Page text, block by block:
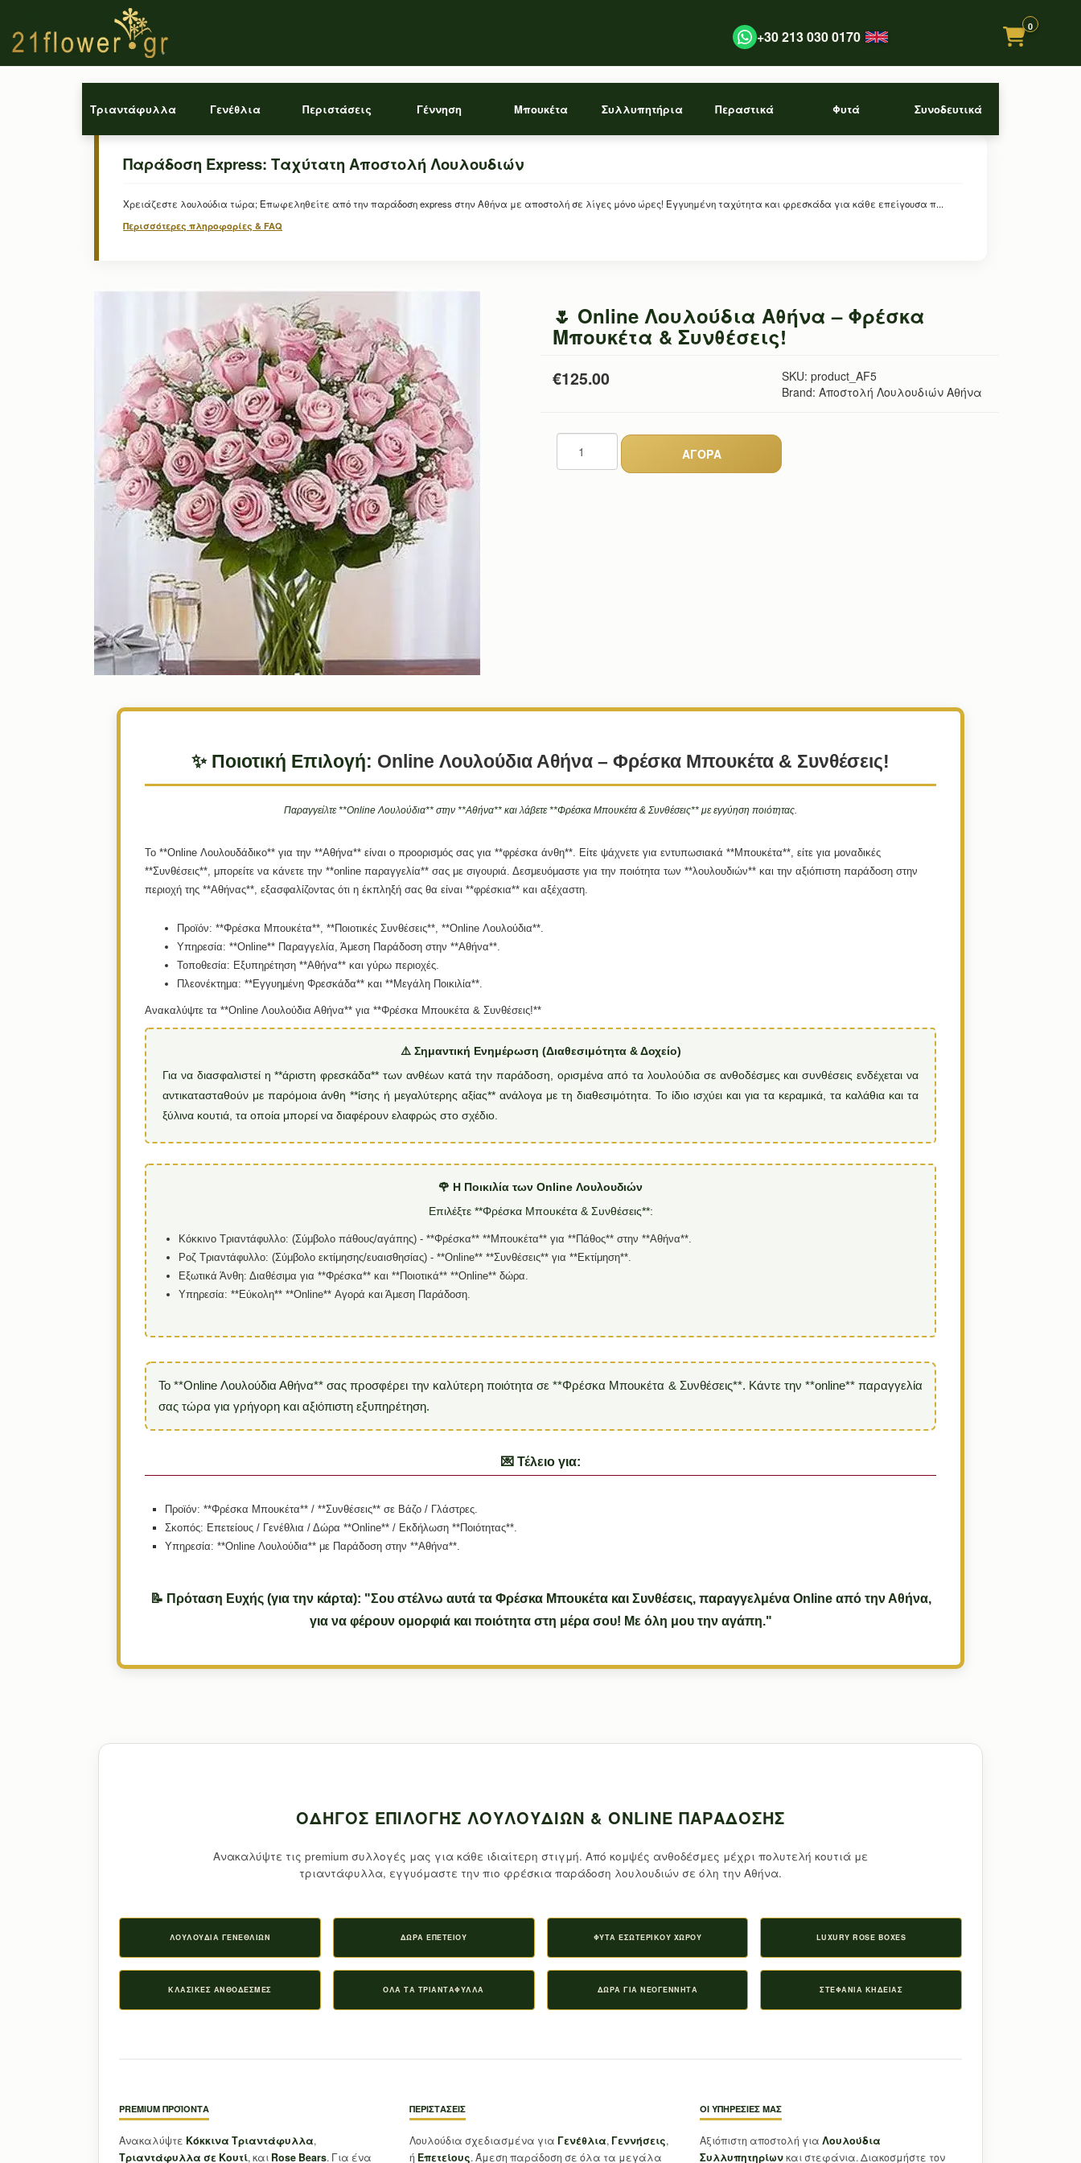
+30 213 030 0170
0
Τριαντάφυλλα Γενέθλια Περιστάσεις Γέννηση Μπουκέτα Συλλυπητήρια Περαστικά Φυτά Συνοδευτικά
Παράδοση Express: Ταχύτατη Αποστολή Λουλουδιών
Χρειάζεστε λουλούδια τώρα; Επωφεληθείτε από την παράδοση express στην Αθήνα με αποστολή σε λίγες μόνο ώρες! Εγγυημένη ταχύτητα και φρεσκάδα για κάθε επείγουσα π...
Περισσότερες πληροφορίες & FAQ
🌷 Online Λουλούδια Αθήνα – Φρέσκα
Μπουκέτα & Συνθέσεις!
€125.00 SKU: product_AF5
Brand: Αποστολή Λουλουδιών Αθήνα
✨ Ποιοτική Επιλογή: Online Λουλούδια Αθήνα – Φρέσκα Μπουκέτα & Συνθέσεις!
Παραγγείλτε **Online Λουλούδια** στην **Αθήνα** και λάβετε **Φρέσκα Μπουκέτα & Συνθέσεις** με εγγύηση ποιότητας.
Το **Online Λουλουδάδικο** για την **Αθήνα** είναι ο προορισμός σας για **φρέσκα άνθη**. Είτε ψάχνετε για εντυπωσιακά **Μπουκέτα**, είτε για μοναδικές
**Συνθέσεις**, μπορείτε να κάνετε την **online παραγγελία** σας με σιγουριά. Δεσμευόμαστε για την ποιότητα των **λουλουδιών** και την αξιόπιστη παράδοση στην
περιοχή της **Αθήνας**, εξασφαλίζοντας ότι η έκπληξή σας θα είναι **φρέσκια** και αξέχαστη.
Προϊόν: **Φρέσκα Μπουκέτα**, **Ποιοτικές Συνθέσεις**, **Online Λουλούδια**.
Υπηρεσία: **Online** Παραγγελία, Άμεση Παράδοση στην **Αθήνα**.
Τοποθεσία: Εξυπηρέτηση **Αθήνα** και γύρω περιοχές.
Πλεονέκτημα: **Εγγυημένη Φρεσκάδα** και **Μεγάλη Ποικιλία**.
Ανακαλύψτε τα **Online Λουλούδια Αθήνα** για **Φρέσκα Μπουκέτα & Συνθέσεις!**
⚠️ Σημαντική Ενημέρωση (Διαθεσιμότητα & Δοχείο)
Για να διασφαλιστεί η **άριστη φρεσκάδα** των ανθέων κατά την παράδοση, ορισμένα από τα λουλούδια σε ανθοδέσμες και συνθέσεις ενδέχεται να
αντικατασταθούν με παρόμοια άνθη **ίσης ή μεγαλύτερης αξίας** ανάλογα με τη διαθεσιμότητα. Το ίδιο ισχύει και για τα κεραμικά, τα καλάθια και τα
ξύλινα κουτιά, τα οποία μπορεί να διαφέρουν ελαφρώς στο σχέδιο.
🌹 Η Ποικιλία των Online Λουλουδιών
Επιλέξτε **Φρέσκα Μπουκέτα & Συνθέσεις**:
Κόκκινο Τριαντάφυλλο: (Σύμβολο πάθους/αγάπης) - **Φρέσκα** **Μπουκέτα** για **Πάθος** στην **Αθήνα**.
Ροζ Τριαντάφυλλο: (Σύμβολο εκτίμησης/ευαισθησίας) - **Online** **Συνθέσεις** για **Εκτίμηση**.
Εξωτικά Άνθη: Διαθέσιμα για **Φρέσκα** και **Ποιοτικά** **Online** δώρα.
Υπηρεσία: **Εύκολη** **Online** Αγορά και Άμεση Παράδοση.
Το **Online Λουλούδια Αθήνα** σας προσφέρει την καλύτερη ποιότητα σε **Φρέσκα Μπουκέτα & Συνθέσεις**. Κάντε την **online** παραγγελία
σας τώρα για γρήγορη και αξιόπιστη εξυπηρέτηση.
💌 Τέλειο για:
Προϊόν: **Φρέσκα Μπουκέτα** / **Συνθέσεις** σε Βάζο / Γλάστρες.
Σκοπός: Επετείους / Γενέθλια / Δώρα **Online** / Εκδήλωση **Ποιότητας**.
Υπηρεσία: **Online Λουλούδια** με Παράδοση στην **Αθήνα**.
📝 Πρόταση Ευχής (για την κάρτα): "Σου στέλνω αυτά τα Φρέσκα Μπουκέτα και Συνθέσεις, παραγγελμένα Online από την Αθήνα,
για να φέρουν ομορφιά και ποιότητα στη μέρα σου! Με όλη μου την αγάπη."
ΟΔΗΓΌΣ ΕΠΙΛΟΓΉΣ ΛΟΥΛΟΥΔΙΏΝ & ONLINE ΠΑΡΆΔΟΣΗΣ
Ανακαλύψτε τις premium συλλογές μας για κάθε ιδιαίτερη στιγμή. Από κομψές ανθοδέσμες μέχρι πολυτελή κουτιά με
τριαντάφυλλα, εγγυόμαστε την πιο φρέσκια παράδοση λουλουδιών σε όλη την Αθήνα.
ΛΟΥΛΟΎΔΙΑ ΓΕΝΕΘΛΊΩΝ ΔΏΡΑ ΕΠΕΤΕΊΟΥ ΦΥΤΆ ΕΣΩΤΕΡΙΚΟΎ ΧΏΡΟΥ LUXURY ROSE BOXES
ΚΛΑΣΙΚΈΣ ΑΝΘΟΔΈΣΜΕΣ ΌΛΑ ΤΑ ΤΡΙΑΝΤΆΦΥΛΛΑ ΔΏΡΑ ΓΙΑ ΝΕΟΓΈΝΝΗΤΑ ΣΤΕΦΆΝΙΑ ΚΗΔΕΊΑΣ
PREMIUM ΠΡΟΪΌΝΤΑ
Ανακαλύψτε Κόκκινα Τριαντάφυλλα,
Τριαντάφυλλα σε Κουτί, και Rose Bears. Για ένα
ΠΕΡΙΣΤΆΣΕΙΣ
Λουλούδια σχεδιασμένα για Γενέθλια, Γεννήσεις,
ή Επετείους. Άμεση παράδοση σε όλα τα μεγάλα
ΟΙ ΥΠΗΡΕΣΊΕΣ ΜΑΣ
Αξιόπιστη αποστολή για Λουλούδια
Συλλυπητηρίωνκαι στεφάνια. Διακοσμήστε τον